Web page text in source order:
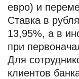
евро) и
Ставка в
13,95%, а в
при
Для
клиентов